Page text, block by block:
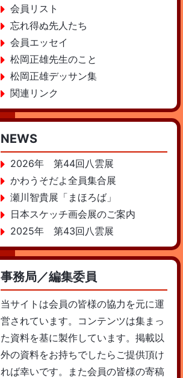
会員リスト
忘れ得ぬ先人たち
会員エッセイ
松岡正雄先生のこと
松岡正雄デッサン集
関連リンク
NEWS
2026年 第44回八雲展
かわうそだよ全員集合展
瀬川智貴展「まほろば」
日本スケッチ画会展のご案内
2025年 第43回八雲展
事務局／編集委員
当サイトは会員の皆様の協力を元に運
営されています。コンテンツは集まっ
た資料を基に製作しています。掲載以
外の資料をお持ちでしたらご提供頂け
れば幸いです。また会員の皆様の寄稿